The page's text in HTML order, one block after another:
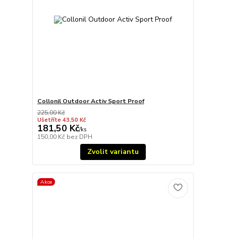
Collonil Outdoor Activ Sport Proof
225,00 Kč
Ušetříte 43,50 Kč
181,50 Kč/ks
150,00 Kč bez DPH
Zvolit variantu
Akce